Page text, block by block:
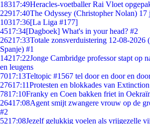
18317:49Heracles-voetballer Rai Vloet
22917:40The Odyssey (Christopher Nolan) 17
10317:36[La Liga #177]
4517:34[Dagboek] What's in your head? #2
26217:33Totale zonsverduistering 12-08-2026
Spanje) #1
14217:22Jonge Cambridge professor stapt op
en leugens
7017:13Teltopic #1567 tel door en door en
27617:11Protesten en blokkades van
7817:10Franky en Coen bakken friet in
26417:08Agent smijt zwangere vrouw op de
#2
5217:08Jezelf gelukkig voelen als vrijgezelle